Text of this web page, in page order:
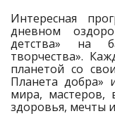
Интересная
дневном
детства» на
творчества».
планетой со
Планета добра»
мира, мастеров,
здоровья, мечты